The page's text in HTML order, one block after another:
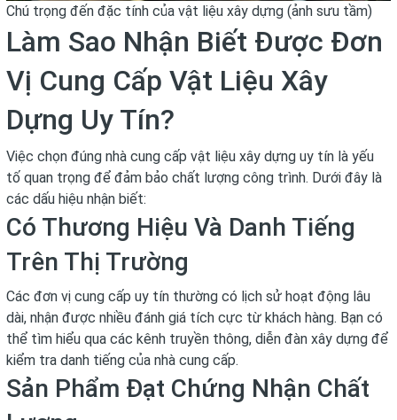
Chú trọng đến đặc tính của vật liệu xây dựng (ảnh sưu tầm)
Làm Sao Nhận Biết Được Đơn
Vị Cung Cấp Vật Liệu Xây
Dựng Uy Tín?
Việc chọn đúng nhà cung cấp vật liệu xây dựng uy tín là yếu
tố quan trọng để đảm bảo chất lượng công trình. Dưới đây là
các dấu hiệu nhận biết:
Có Thương Hiệu Và Danh Tiếng
Trên Thị Trường
Các đơn vị cung cấp uy tín thường có lịch sử hoạt động lâu
dài, nhận được nhiều đánh giá tích cực từ khách hàng. Bạn có
thể tìm hiểu qua các kênh truyền thông, diễn đàn xây dựng để
kiểm tra danh tiếng của nhà cung cấp.
Sản Phẩm Đạt Chứng Nhận Chất